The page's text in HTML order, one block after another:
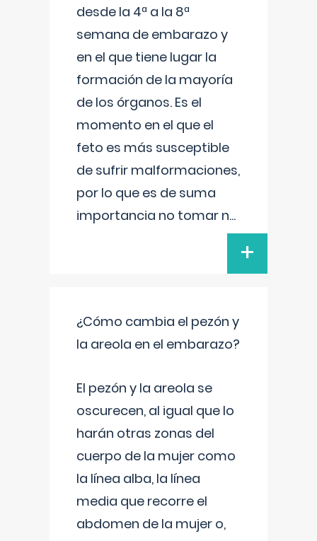
desde la 4ª a la 8ª
semana de embarazo y
en el que tiene lugar la
formación de la mayoría
de los órganos. Es el
momento en el que el
feto es más susceptible
de sufrir malformaciones,
por lo que es de suma
importancia no tomar n...
+
¿Cómo cambia el pezón y
la areola en el embarazo?
El pezón y la areola se
oscurecen, al igual que lo
harán otras zonas del
cuerpo de la mujer como
la línea alba, la línea
media que recorre el
abdomen de la mujer o,